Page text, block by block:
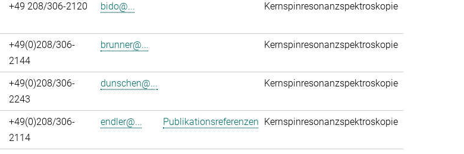
+49 208/306-2120 bido@... Kernspinresonanzspektroskopie
+49(0)208/306-
2144
brunner@... Kernspinresonanzspektroskopie
+49(0)208/306-
2243
dunschen@... Kernspinresonanzspektroskopie
+49(0)208/306-
2114
endler@... Publikationsreferenzen Kernspinresonanzspektroskopie